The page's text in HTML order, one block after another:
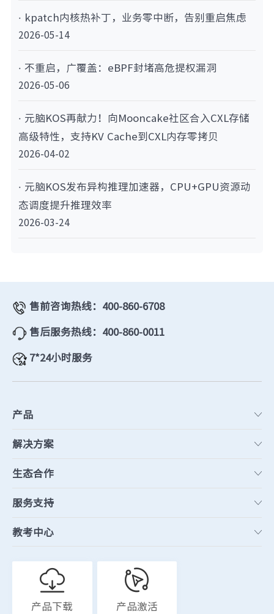
· kpatch内核热补丁，业务零中断，告别重启焦虑
2026-05-14
· 不重启，广覆盖：eBPF封堵高危提权漏洞
2026-05-06
· 元脑KOS再献力！向Mooncake社区合入CXL存储
高级特性，支持KV Cache到CXL内存零拷贝
2026-04-02
· 元脑KOS发布异构推理加速器，CPU+GPU资源动
态调度提升推理效率
2026-03-24
售前咨询热线：400-860-6708
售后服务热线：400-860-0011
7*24小时服务
产品
解决方案
生态合作
服务支持
教考中心
产品下载 产品激活